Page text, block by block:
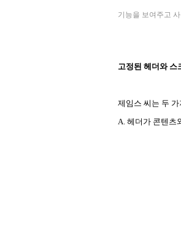
기능을 보여주고
고정된 헤더와
제임스 씨는 두
A. 헤더가 콘텐츠